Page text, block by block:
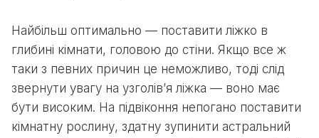
Найбільш оптимально — поставити ліжко в
глибині кімнати, головою до стіни. Якщо все ж
таки з певних причин це неможливо, тоді слід
звернути увагу на узголів’я ліжка — воно має
бути високим. На підвіконня непогано поставити
кімнатну рослину, здатну зупинити астральний